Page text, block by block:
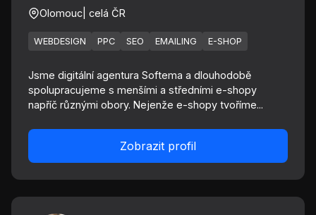
Olomouc | celá ČR
WEBDESIGN PPC SEO EMAILING E-SHOP
Jsme digitální agentura Softema a dlouhodobě
spolupracujeme s menšími a středními e-shopy
napříč různými obory. Nejenže e-shopy tvoříme...
Zobrazit profil